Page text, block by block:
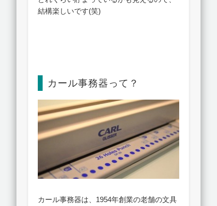
結構楽しいです(笑)
カール事務器って？
カール事務器は、1954年創業の老舗の文具